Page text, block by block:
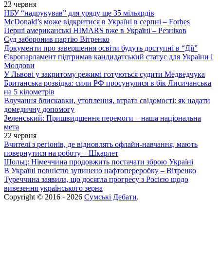
23 червня
НБУ “надрукував” для уряду ще 35 мільярдів
McDonald’s може відкритися в Україні в серпні – Forbes
Перші американські HIMARS вже в Україні – Резніков
Суд заборонив партію Вітренко
Документи про завершення освіти будуть доступні в “Дії”
Європарламент підтримав кандидатський статус для України і
Молдови
У Львові у закритому режимі готуються судити Медведчука
Британська розвідка: сили РФ просунулися в бік Лисичанська
на 5 кілометрів
Влучання блискавки, утоплення, втрата свідомості: як надати
домедичну допомогу
Зеленський: Пришвидшення перемоги – наша національна
мета
22 червня
Вчителі з регіонів, де відновлять офлайн-навчання, мають
повернутися на роботу – Шкарлет
Шольц: Німеччина продовжить постачати зброю Україні
В Україні повністю зупинено нафтопереробку – Вітренко
Туреччина заявила, що досягла прогресу з Росією щодо
вивезення українського зерна
Copyright © 2016 - 2026 Сумські Дебати.